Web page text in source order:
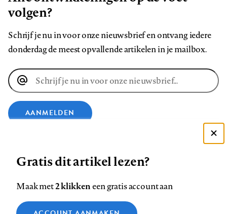
volgen?
Schrijf je nu in voor onze nieuwsbrief en ontvang iedere
donderdag de meest opvallende artikelen in je mailbox.
E-
mailadres
AANMELDEN
op
op
op
ons
op
Zie onze cookie policy
Gratis dit artikel lezen?
Maak met2 klikkeneen gratis account aan